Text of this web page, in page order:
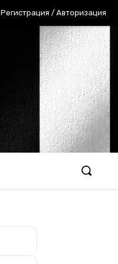
Регистрация / Авторизация